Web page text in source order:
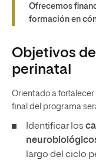
Ofrecemos
formación en
Objetivos
perinatal
Orientado a
final del programa
Identificar los
largo del ciclo